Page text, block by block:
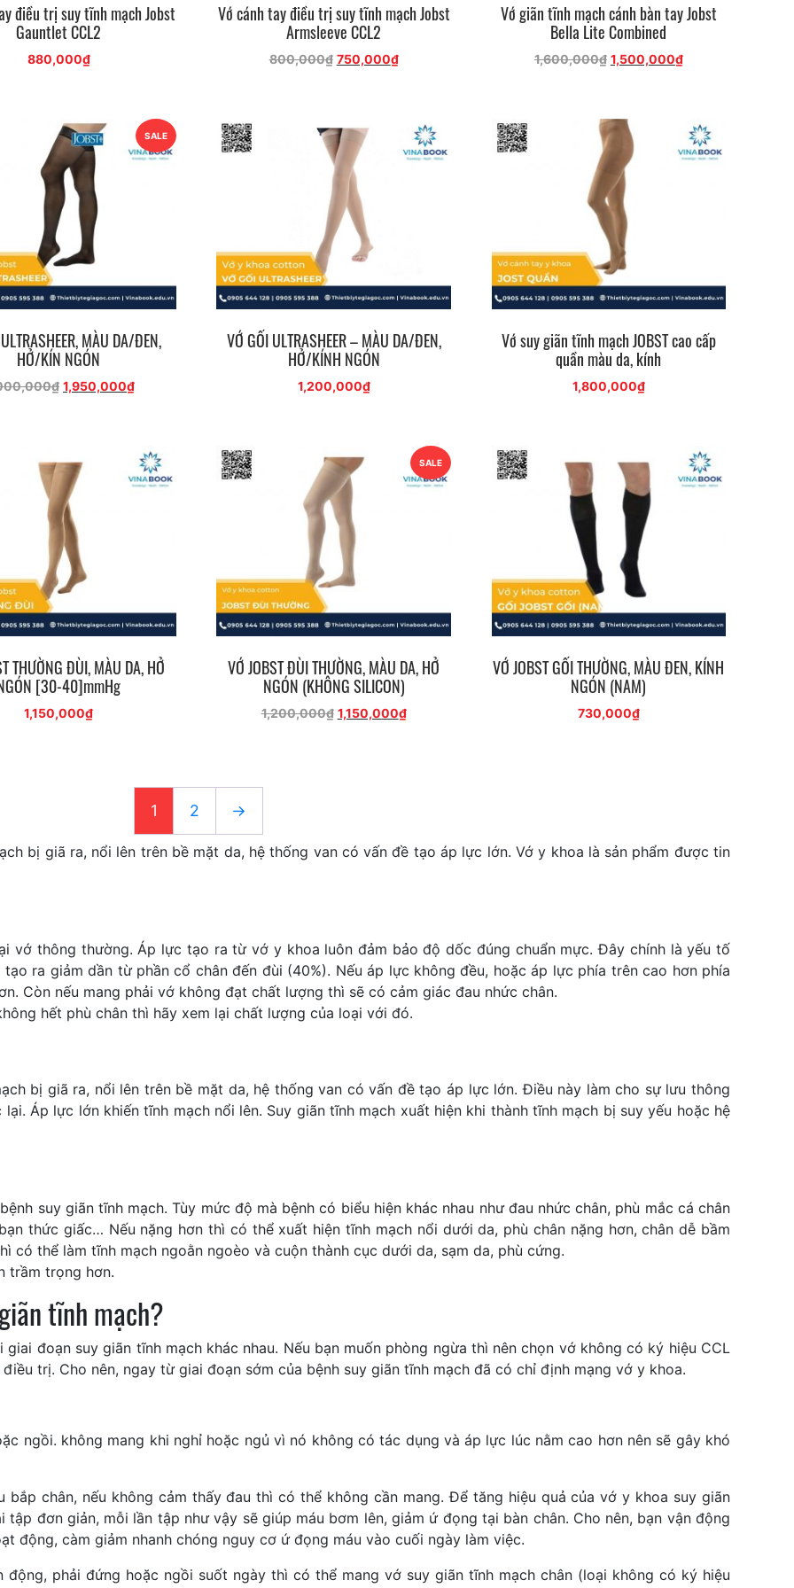
điều trị suy tĩnh mạch Jobst
Gauntlet CCL2
880,000₫
Vớ cánh tay điều trị suy tĩnh mạch Jobst
Armsleeve CCL2
800,000₫ Giá
750,000₫Giá
750,000₫.
Vớ giãn tĩnh mạch cánh bàn tay Jobst
Bella Lite Combined
1,600,000₫ Giá
1,500,000₫Giá
1,500,000₫.
SALE
MÀU DA/ĐEN,
HỞ/KÍN NGÓN
₫ Giá
1,950,000₫Giá
1,950,000₫.
VỚ GỐI ULTRASHEER – MÀU DA/ĐEN,
HỞ/KÍNH NGÓN
1,200,000₫
Vớ suy giãn tĩnh mạch JOBST cao cấp
quần màu da, kính
1,800,000₫
THƯỜNG ĐÙI, MÀU DA, HỞ
[30-40]mmHg
1,150,000₫
SALE
VỚ JOBST ĐÙI THƯỜNG, MÀU DA, HỞ
NGÓN (KHÔNG SILICON)
1,200,000₫ Giá
1,150,000₫Giá
VỚ JOBST GỐI THƯỜNG, MÀU ĐEN, KÍNH
NGÓN (NAM)
730,000₫
1 2 →
bị giã ra, nổi lên trên bề mặt da, hệ thống van có vấn đề tạo áp lực lớn. Vớ y khoa là sản phẩm được tin
vớ thông thường. Áp lực tạo ra từ vớ y khoa luôn đảm bảo độ dốc đúng chuẩn mực. Đây chính là yếu tố
ra giảm dần từ phần cổ chân đến đùi (40%). Nếu áp lực không đều, hoặc áp lực phía trên cao hơn phía
Còn nếu mang phải vớ không đạt chất lượng thì sẽ có cảm giác đau nhức chân.
hết phù chân thì hãy xem lại chất lượng của loại với đó.
bị giã ra, nổi lên trên bề mặt da, hệ thống van có vấn đề tạo áp lực lớn. Điều này làm cho sự lưu thông
Áp lực lớn khiến tĩnh mạch nổi lên. Suy giãn tĩnh mạch xuất hiện khi thành tĩnh mạch bị suy yếu hoặc hệ
suy giãn tĩnh mạch. Tùy mức độ mà bệnh có biểu hiện khác nhau như đau nhức chân, phù mắc cá chân
thức giấc… Nếu nặng hơn thì có thể xuất hiện tĩnh mạch nổi dưới da, phù chân nặng hơn, chân dễ bầm
có thể làm tĩnh mạch ngoằn ngoèo và cuộn thành cục dưới da, sạm da, phù cứng.
trầm trọng hơn.
tĩnh mạch?
đoạn suy giãn tĩnh mạch khác nhau. Nếu bạn muốn phòng ngừa thì nên chọn vớ không có ký hiệu CCL
trị. Cho nên, ngay từ giai đoạn sớm của bệnh suy giãn tĩnh mạch đã có chỉ định mạng vớ y khoa.
ngồi. không mang khi nghỉ hoặc ngủ vì nó không có tác dụng và áp lực lúc nằm cao hơn nên sẽ gây khó
chân, nếu không cảm thấy đau thì có thể không cần mang. Để tăng hiệu quả của vớ y khoa suy giãn
đơn giản, mỗi lần tập như vậy sẽ giúp máu bơm lên, giảm ứ đọng tại bàn chân. Cho nên, bạn vận động
động, càm giảm nhanh chóng nguy cơ ứ đọng máu vào cuối ngày làm việc.
phải đứng hoặc ngồi suốt ngày thì có thể mang vớ suy giãn tĩnh mạch chân (loại không có ký hiệu